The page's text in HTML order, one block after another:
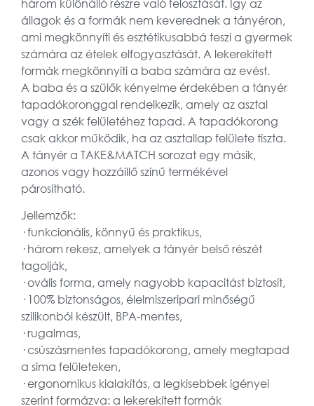
három különálló részre való felosztását. Így az
állagok és a formák nem keverednek a tányéron,
ami megkönnyíti és esztétikusabbá teszi a gyermek
számára az ételek elfogyasztását. A lekerekített
formák megkönnyíti a baba számára az evést.
A baba és a szülők kényelme érdekében a tányér
tapadókoronggal rendelkezik, amely az asztal
vagy a szék felületéhez tapad. A tapadókorong
csak akkor működik, ha az asztallap felülete tiszta.
A tányér a TAKE&MATCH sorozat egy másik,
azonos vagy hozzáillő színű termékével
párosítható.
Jellemzők:
· funkcionális, könnyű és praktikus,
· három rekesz, amelyek a tányér belső részét
tagolják,
· ovális forma, amely nagyobb kapacitást biztosít,
· 100% biztonságos, élelmiszeripari minőségű
szilikonból készült, BPA-mentes,
· rugalmas,
· csúszásmentes tapadókorong, amely megtapad
a sima felületeken,
· ergonomikus kialakítás, a legkisebbek igényei
szerint formázva: a lekerekített formák